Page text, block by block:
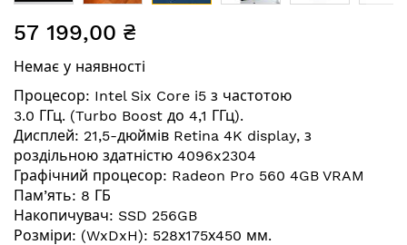
до
галереї
зображень
57 199,00 ₴
Немає у наявності
Процесор: Intel Six Core i5 з частотою
3.0 ГГц. (Turbo Boost до 4,1 ГГц).
Дисплей: 21,5-дюймів Retina 4K display, з
роздільною здатністю 4096x2304
Графічний процесор: Radeon Pro 560 4GB VRAM
Пам’ять: 8 ГБ
Накопичувач: SSD 256GB
Розміри: (WxDxH): 528х175х450 мм.